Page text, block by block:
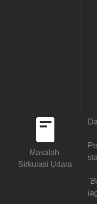
Masalah
Sirkulasi Udara